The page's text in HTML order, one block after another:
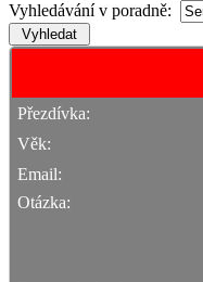
Vyhledávání v poradně:
Přezdívka:
Věk:
Email:
Otázka: